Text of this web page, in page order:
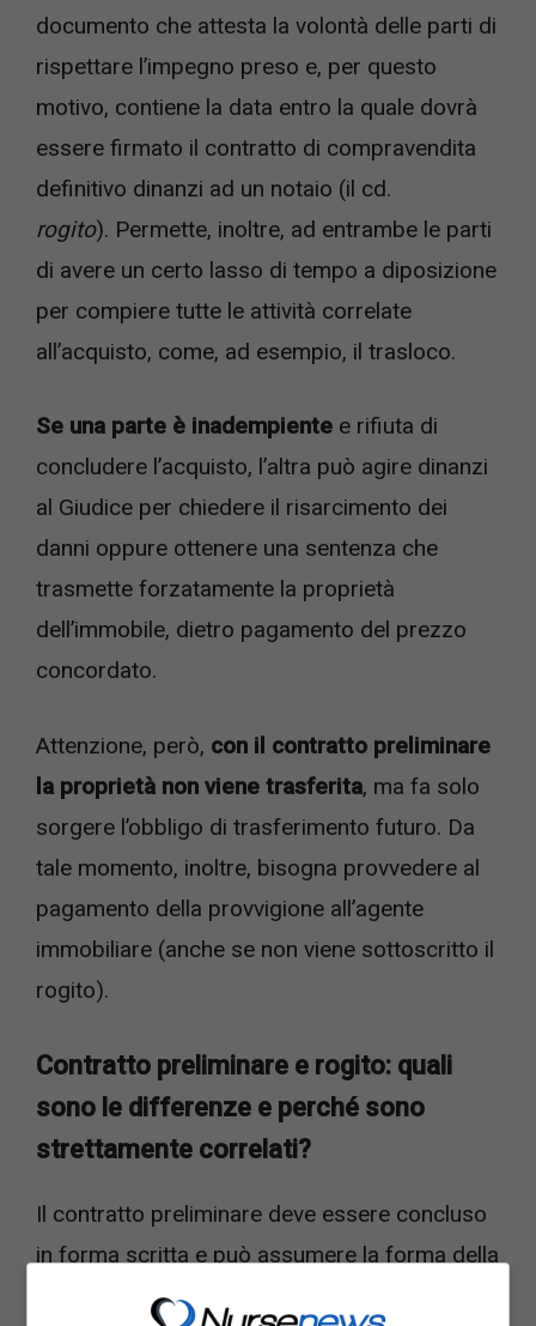
documento che attesta la volontà delle parti di
rispettare l’impegno preso e, per questo
motivo, contiene la data entro la quale dovrà
essere firmato il contratto di compravendita
definitivo dinanzi ad un notaio (il cd.
rogito). Permette, inoltre, ad entrambe le parti
di avere un certo lasso di tempo a diposizione
per compiere tutte le attività correlate
all’acquisto, come, ad esempio, il trasloco.
Se una parte è inadempiente e rifiuta di
concludere l’acquisto, l’altra può agire dinanzi
al Giudice per chiedere il risarcimento dei
danni oppure ottenere una sentenza che
trasmette forzatamente la proprietà
dell’immobile, dietro pagamento del prezzo
concordato.
Attenzione, però, con il contratto preliminare
la proprietà non viene trasferita, ma fa solo
sorgere l’obbligo di trasferimento futuro. Da
tale momento, inoltre, bisogna provvedere al
pagamento della provvigione all’agente
immobiliare (anche se non viene sottoscritto il
rogito).
Contratto preliminare e rogito: quali
sono le differenze e perché sono
strettamente correlati?
Il contratto preliminare deve essere concluso
in forma scritta e può assumere la forma della
scrittura privata semplice tra le parti oppure